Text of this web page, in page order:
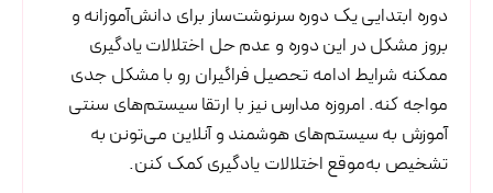
دوره ابتدایی یک دوره سرنوشت‌ساز برای دانش‌آموزانه و
بروز مشکل در این دوره و عدم حل اختلالات یادگیری
ممکنه شرایط ادامه تحصیل فراگیران رو با مشکل جدی
مواجه کنه. امروزه مدارس نیز با ارتقا سیستم‌های سنتی
آموزش به سیستم‌های هوشمند و آنلاین می‌تونن به
تشخیص به‌موقع اختلالات یادگیری کمک کنن.